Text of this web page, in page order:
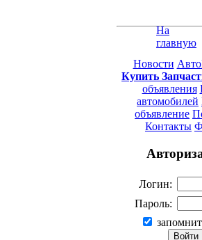
На
главную
Новости
Купить
объявления
автомобилей
объявление
Контакты
Логин:
Пароль: